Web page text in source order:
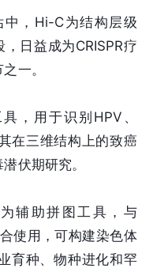
，Hi-C为结构层级
日益成为CRISPR疗
一。
，用于识别HPV、
在三维结构上的致癌
伏期研究。
辅助拼图工具，与
使用，可构建染色体
育种、物种进化和罕